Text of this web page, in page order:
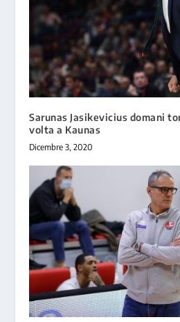
Sarunas Jasikevicius domani
volta a Kaunas
Dicembre 3, 2020